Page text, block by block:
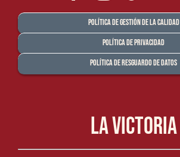
Política de Gestión de la Calidad
Política de Privacidad
Política de Resguardo de Datos
La Victoria